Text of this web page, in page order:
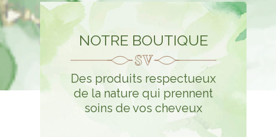
NOTRE BOUTIQUE
Des produits respectueux
de la nature qui prennent
soins de vos cheveux